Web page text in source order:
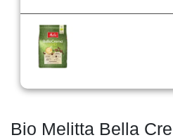
Bio Melitta Bella